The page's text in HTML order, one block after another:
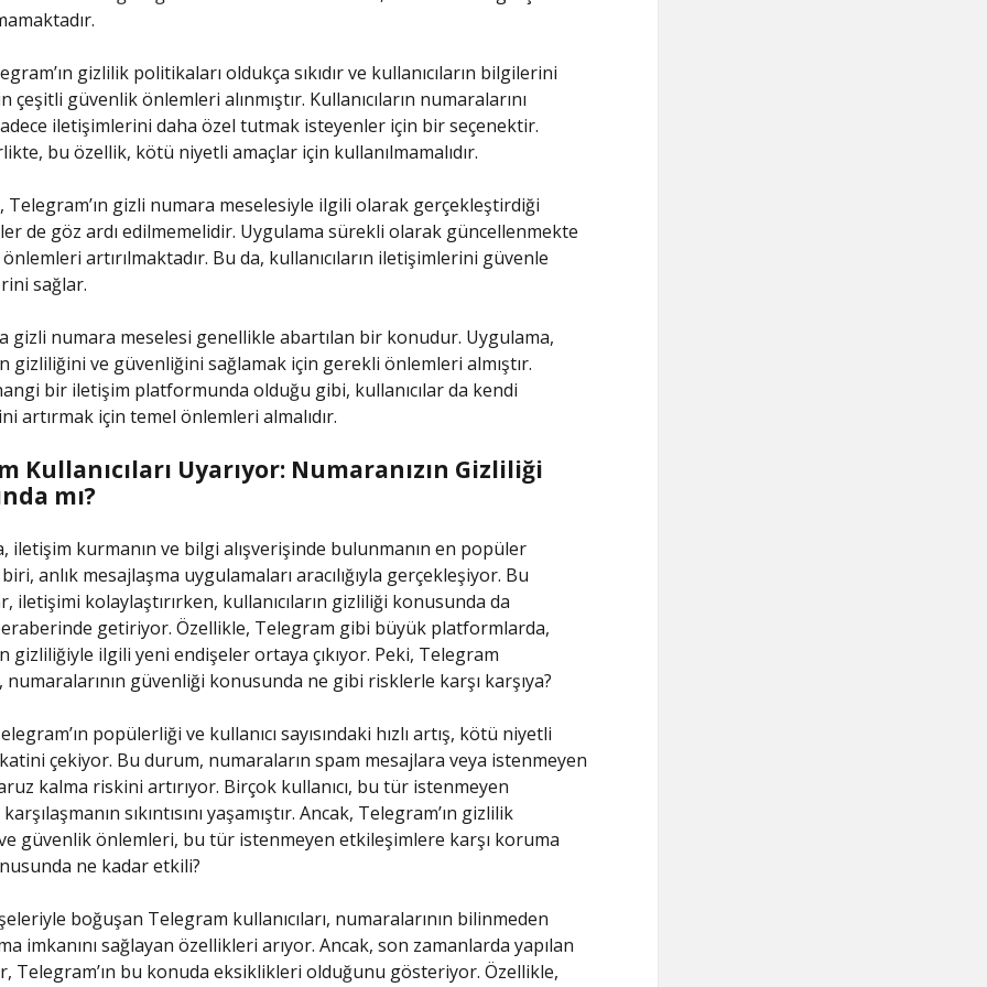
gizlilik politikaları oldukça sıkıdır ve kullanıcıların bilgilerini
çeşitli güvenlik önlemleri alınmıştır. Kullanıcıların numaralarını
iletişimlerini daha özel tutmak isteyenler için bir seçenektir.
bu özellik, kötü niyetli amaçlar için kullanılmamalıdır.
Telegram’ın gizli numara meselesiyle ilgili olarak gerçekleştirdiği
de göz ardı edilmemelidir. Uygulama sürekli olarak güncellenmekte
artırılmaktadır. Bu da, kullanıcıların iletişimlerini güvenle
sağlar.
gizli numara meselesi genellikle abartılan bir konudur. Uygulama,
gizliliğini ve güvenliğini sağlamak için gerekli önlemleri almıştır.
bir iletişim platformunda olduğu gibi, kullanıcılar da kendi
artırmak için temel önlemleri almalıdır.
Kullanıcıları Uyarıyor: Numaranızın Gizliliği
mı?
iletişim kurmanın ve bilgi alışverişinde bulunmanın en popüler
anlık mesajlaşma uygulamaları aracılığıyla gerçekleşiyor. Bu
iletişimi kolaylaştırırken, kullanıcıların gizliliği konusunda da
getiriyor. Özellikle, Telegram gibi büyük platformlarda,
gizliliğiyle ilgili yeni endişeler ortaya çıkıyor. Peki, Telegram
numaralarının güvenliği konusunda ne gibi risklerle karşı karşıya?
popülerliği ve kullanıcı sayısındaki hızlı artış, kötü niyetli
çekiyor. Bu durum, numaraların spam mesajlara veya istenmeyen
kalma riskini artırıyor. Birçok kullanıcı, bu tür istenmeyen
sıkıntısını yaşamıştır. Ancak, Telegram’ın gizlilik
güvenlik önlemleri, bu tür istenmeyen etkileşimlere karşı koruma
ne kadar etkili?
boğuşan Telegram kullanıcıları, numaralarının bilinmeden
imkanını sağlayan özellikleri arıyor. Ancak, son zamanlarda yapılan
Telegram’ın bu konuda eksiklikleri olduğunu gösteriyor. Özellikle,